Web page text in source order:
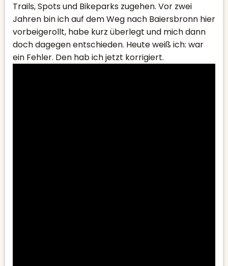
Trails, Spots und Bikeparks zugehen. Vor zwei
Jahren bin ich auf dem Weg nach Baiersbronn hier
vorbeigerollt, habe kurz überlegt und mich dann
doch dagegen entschieden. Heute weiß ich: war
ein Fehler. Den hab ich jetzt korrigiert.